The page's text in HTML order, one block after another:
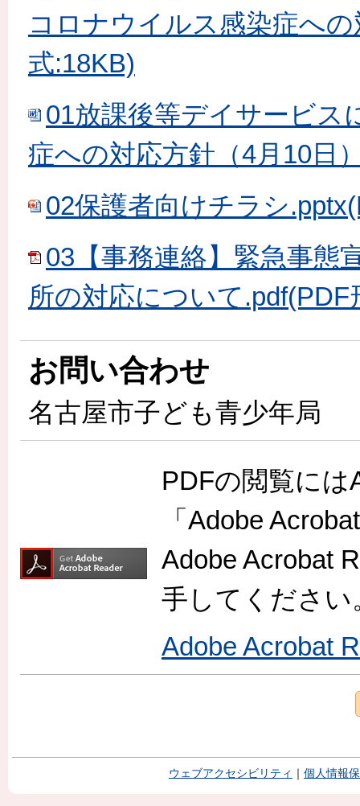
コロナウイルス感染症へ
式:18KB)
01放課後等デイサービス
症への対応方針（4月10日
02保護者向けチラシ
03【事務連絡】緊急事態
所の対応について.pdf(PDF
お問い合わせ
名古屋市子ども青少年局
PDFの閲覧に
「Adobe
Adobe Acrobat
手してください
Adobe Acrobat
ウェブアクセシビリティ 個人情報